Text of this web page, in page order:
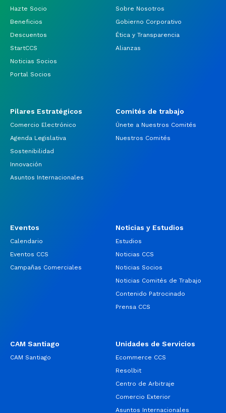
Hazte Socio
Beneficios
Descuentos
StartCCS
Noticias Socios
Portal Socios
Sobre Nosotros
Gobierno Corporativo
Ética y Transparencia
Alianzas
Pilares Estratégicos
Comercio Electrónico
Agenda Legislativa
Sostenibilidad
Innovación
Asuntos Internacionales
Comités de trabajo
Únete a Nuestros Comités
Nuestros Comités
Eventos
Calendario
Eventos CCS
Campañas Comerciales
Noticias y Estudios
Estudios
Noticias CCS
Noticias Socios
Noticias Comités de Trabajo
Contenido Patrocinado
Prensa CCS
CAM Santiago
CAM Santiago
Unidades de Servicios
Ecommerce CCS
Resolbit
Centro de Arbitraje
Comercio Exterior
Asuntos Internacionales